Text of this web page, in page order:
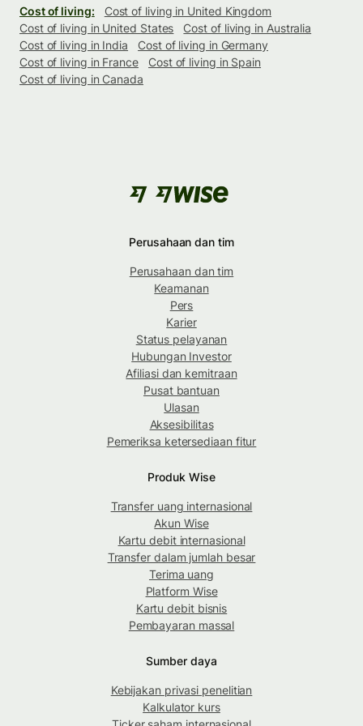
Cost of living:
Cost of living in United Kingdom
Cost of living in United States
Cost of living in Australia
Cost of living in India
Cost of living in Germany
Cost of living in France
Cost of living in Spain
Cost of living in Canada
Perusahaan dan tim
Perusahaan dan tim
Keamanan
Pers
Karier
Status pelayanan
Hubungan Investor
Afiliasi dan kemitraan
Pusat bantuan
Ulasan
Aksesibilitas
Pemeriksa ketersediaan fitur
Produk Wise
Transfer uang internasional
Akun Wise
Kartu debit internasional
Transfer dalam jumlah besar
Terima uang
Platform Wise
Kartu debit bisnis
Pembayaran massal
Sumber daya
Kebijakan privasi penelitian
Kalkulator kurs